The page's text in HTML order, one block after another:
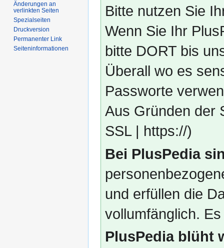
Bitte nutzen Sie
Wenn Sie Ihr
bitte DORT bis
Überall wo es
Passworte
Aus Gründen der
SSL | https://)
Bei PlusPedia
und erfüllen die
vollumfänglich.
PlusPedia blüht
Änderungen an
verlinkten Seiten
Spezialseiten
Druckversion
Permanenter Link
Seiten­­informationen